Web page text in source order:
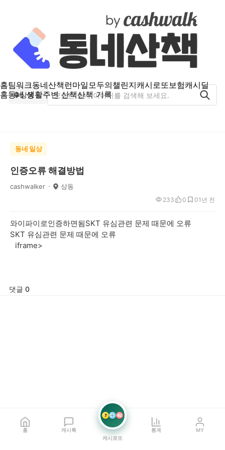
홈팀워크동네산책런마일모두의챌린지캐시로또보험캐시딜
홈동네 생활주변 산책산책 기록
상동
동네 일상
인증오류 해결방법
cashwalker 상동
1년 전
233 0 0
와이파이로인증하면됨SKT 유심관련 문제 때문에 오류
SKT 유심관련 문제 때문에 오류
iframe>
댓글 0
홈 캐시톡
7 21 42
캐시로또
통계 MY